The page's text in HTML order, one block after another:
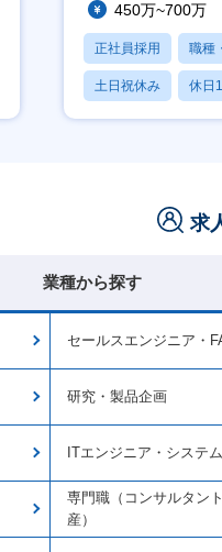
450万~700万
正社員採用 職種
土日祝休み 休日
産休・育休あり
求
業種から探す
セールスエンジニア・
研究・製品企画
ITエンジニア・システ
専門職（コンサルタン
産）